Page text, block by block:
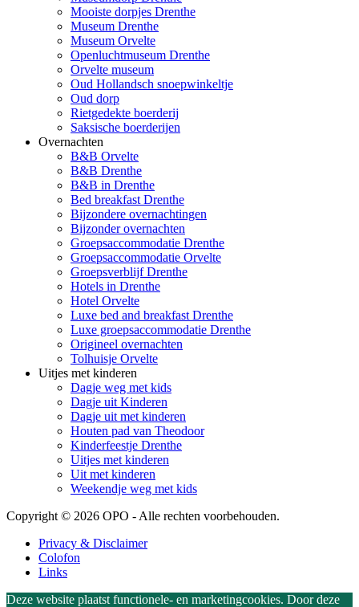
Mooiste dorpjes Drenthe
Museum Drenthe
Museum Orvelte
Openluchtmuseum Drenthe
Orvelte museum
Oud Hollandsch snoepwinkeltje
Oud dorp
Rietgedekte boerderij
Saksische boerderijen
Overnachten
B&B Orvelte
B&B Drenthe
B&B in Drenthe
Bed breakfast Drenthe
Bijzondere overnachtingen
Bijzonder overnachten
Groepsaccommodatie Drenthe
Groepsaccommodatie Orvelte
Groepsverblijf Drenthe
Hotels in Drenthe
Hotel Orvelte
Luxe bed and breakfast Drenthe
Luxe groepsaccommodatie Drenthe
Origineel overnachten
Tolhuisje Orvelte
Uitjes met kinderen
Dagje weg met kids
Dagje uit Kinderen
Dagje uit met kinderen
Houten pad van Theodoor
Kinderfeestje Drenthe
Uitjes met kinderen
Uit met kinderen
Weekendje weg met kids
Copyright © 2026 OPO - Alle rechten voorbehouden.
Privacy & Disclaimer
Colofon
Links
Deze website plaatst functionele- en marketingcookies. Door deze